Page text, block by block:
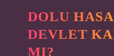
DOLU
DEVLET
MI?